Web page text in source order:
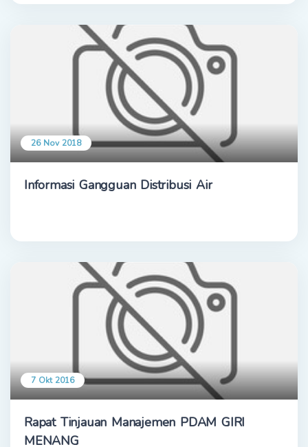
26 Nov 2018
Informasi Gangguan Distribusi Air
7 Okt 2016
Rapat Tinjauan Manajemen PDAM GIRI
MENANG